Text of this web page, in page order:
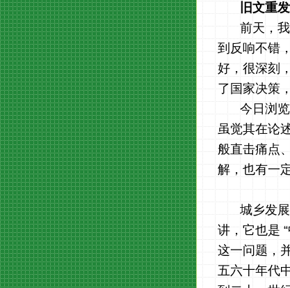
旧文重
前天，
到反响不错
好，很深刻
了国家决策
今日浏
虽觉其在论
般直击痛点
解，也有一
城乡发
讲，它也是
这一问题，
五六十年代